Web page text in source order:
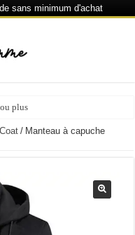
sans minimum d'achat
plus
/ Manteau à capuche